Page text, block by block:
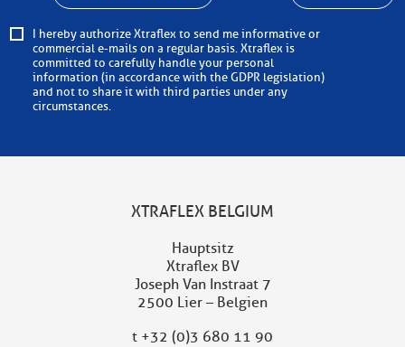
I hereby authorize Xtraflex to send me informative or
commercial e-mails on a regular basis. Xtraflex is
committed to carefully handle your personal
information (in accordance with the GDPR legislation)
and not to share it with third parties under any
circumstances.
XTRAFLEX BELGIUM
Hauptsitz
Xtraflex BV
Joseph Van Instraat 7
2500 Lier – Belgien
t +32 (0)3 680 11 90